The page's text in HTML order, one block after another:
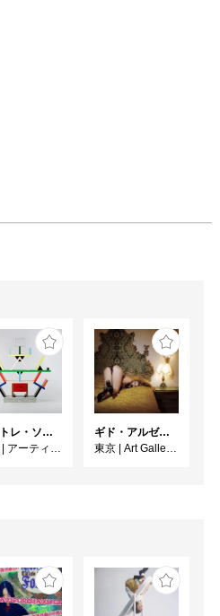
エットレ・ソットサス —魔法がはじまるとき、デザインは生まれる
アーティゾン美術館
ギド・アルゼンチーニ写真展 『女性的宇宙』
東京
Art Gallery M84